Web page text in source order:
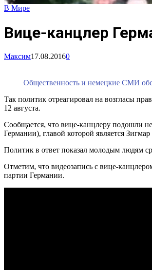
В Мире
Вице-канцлер
Максим17.08.20160
Общественность и немецкие СМИ
Так политик отреагировал на возгласы
12 августа.
Сообщается, что вице-канцлеру подошли
Германии), главой которой является
Политик в ответ показал молодым людям
Отметим, что видеозапись с вице-
партии Германии.